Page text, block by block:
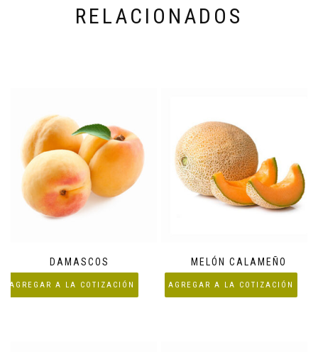
RELACIONADOS
DAMASCOS
AGREGAR A LA COTIZACIÓN
MELÓN CALAMEÑO
AGREGAR A LA COTIZACIÓN